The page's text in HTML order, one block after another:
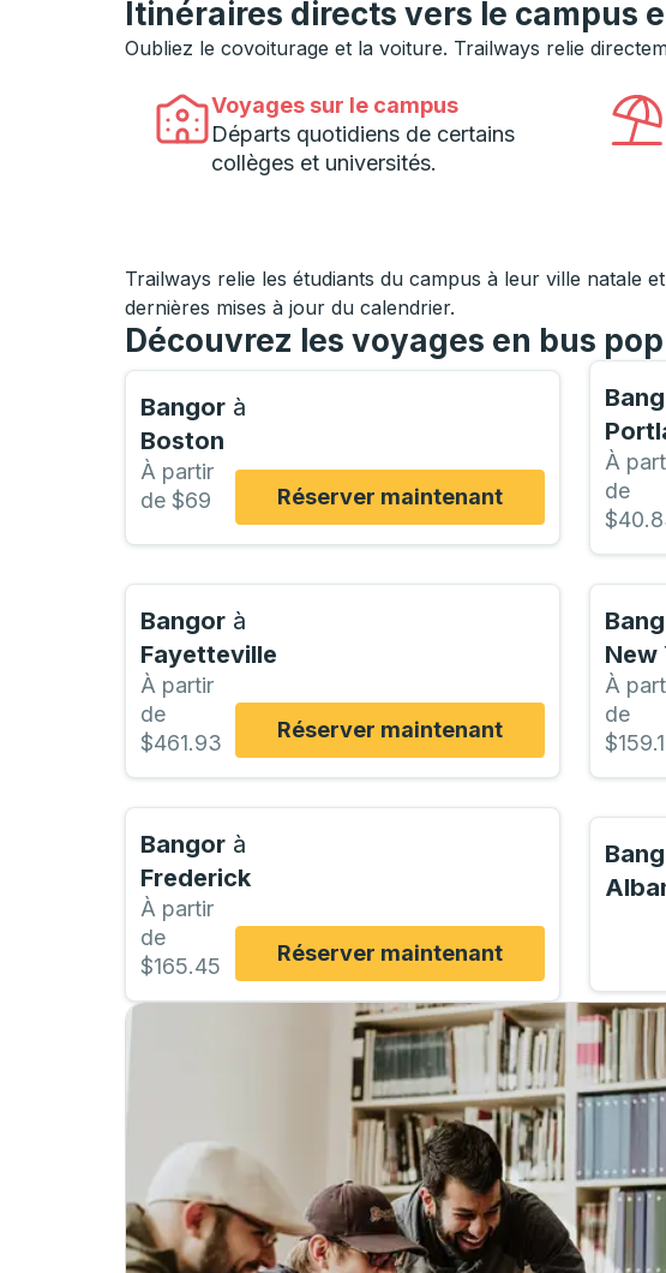
Itinéraires directs vers le campus
Oubliez le covoiturage et la voiture. Trailways relie
Voyages sur le campus
Départs quotidiens de certains
collèges et universités.
Trailways relie les étudiants du campus à leur ville natale
dernières mises à jour du calendrier.
Découvrez les voyages en bus
Bangor à
Boston
À partir
de $69
Réserver maintenant
À
de
Bangor à
Fayetteville
À partir
de
$461.93
Réserver maintenant
New
À
de
Bangor à
Frederick
À partir
de
$165.45
Réserver maintenant